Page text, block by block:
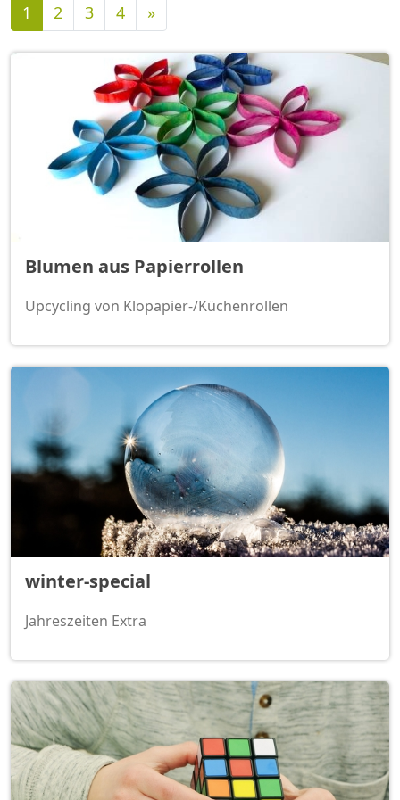
1 2 3 4 »Nächste
Blumen aus Papierrollen
Upcycling von Klopapier-/Küchenrollen
winter-special
Jahreszeiten Extra